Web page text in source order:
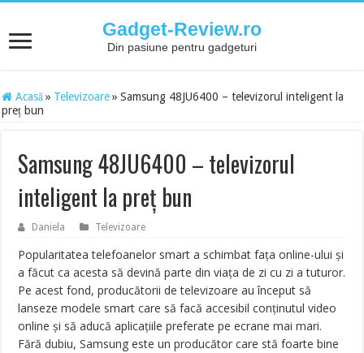
Gadget-Review.ro
Din pasiune pentru gadgeturi
Acasă » Televizoare » Samsung 48JU6400 – televizorul inteligent la
preț bun
Samsung 48JU6400 – televizorul
inteligent la preț bun
Daniela Televizoare
Popularitatea telefoanelor smart a schimbat fața online-ului și
a făcut ca acesta să devină parte din viața de zi cu zi a tuturor.
Pe acest fond, producătorii de televizoare au început să
lanseze modele smart care să facă accesibil conținutul video
online și să aducă aplicațiile preferate pe ecrane mai mari.
Fără dubiu, Samsung este un producător care stă foarte bine